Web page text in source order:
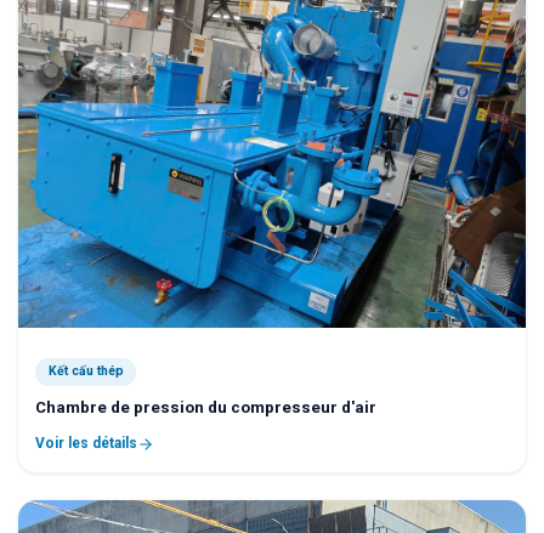
Kết cấu thép
Chambre de pression du compresseur d'air
Voir les détails